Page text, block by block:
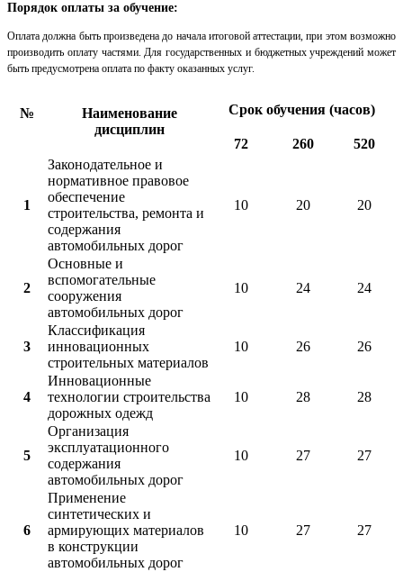
Порядок оплаты за обучение:
Оплата должна быть произведена до начала итоговой аттестации, при этом возможно
производить оплату частями. Для государственных и бюджетных учреждений может
быть предусмотрена оплата по факту оказанных услуг.
№
Наименование
дисциплин
Срок обучения (часов)
72 260 520
1
Законодательное и
нормативное правовое
обеспечение
строительства, ремонта и
содержания
автомобильных дорог
10 20 20
2
Основные и
вспомогательные
сооружения
автомобильных дорог
10 24 24
3
Классификация
инновационных
строительных материалов
10 26 26
4
Инновационные
технологии строительства
дорожных одежд
10 28 28
5
Организация
эксплуатационного
содержания
автомобильных дорог
10 27 27
6
Применение
синтетических и
армирующих материалов
в конструкции
автомобильных дорог
10 27 27